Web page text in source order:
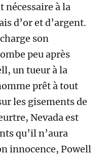
nécessaire à la
d’or et d’argent.
son
peu après
un tueur à la
prêt à tout
les gisements de
Nevada est
qu’il n’aura
innocence, Powell